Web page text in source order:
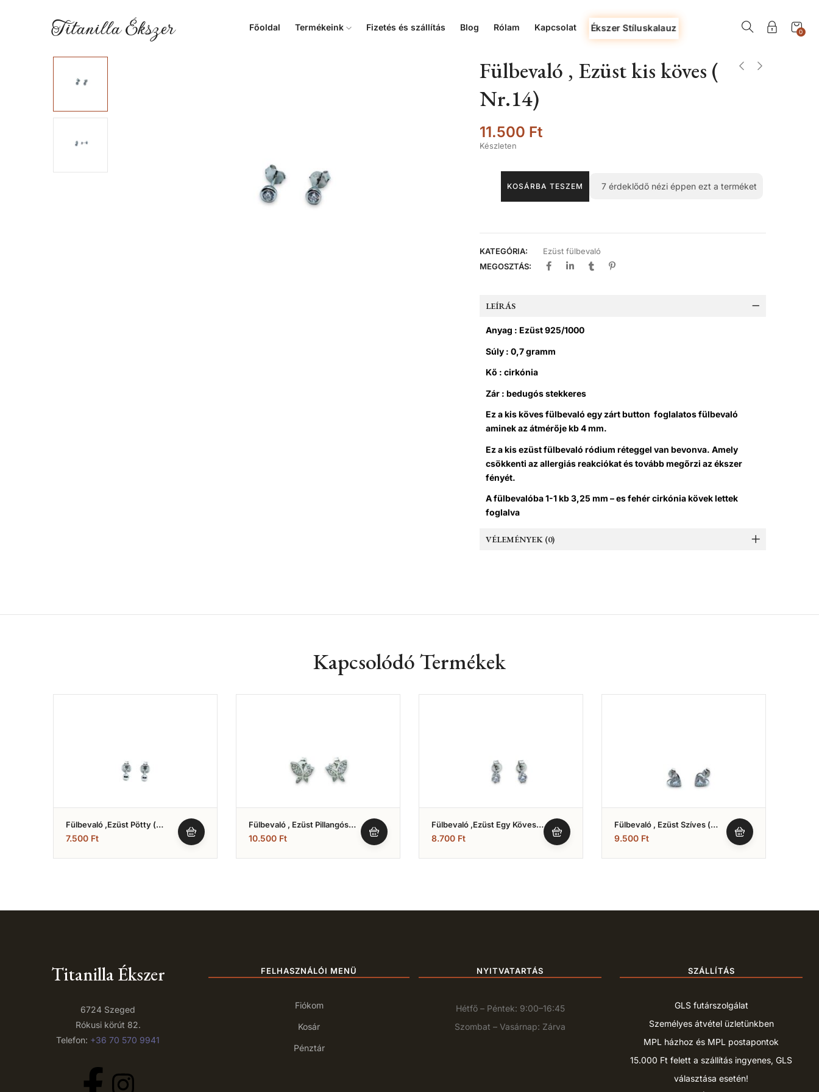
Titanilla Ékszer Főoldal Termékeink Fizetés és szállítás Blog Rólam Kapcsolat Ékszer Stíluskalauz 0
Fülbevaló , Ezüst kis köves (
Nr.14)
11.500 Ft
Készleten
KOSÁRBA TESZEM 7 érdeklődő nézi éppen ezt a terméket
KATEGÓRIA:
Ezüst fülbevaló
MEGOSZTÁS:
LEÍRÁS
Anyag : Ezüst 925/1000
Súly : 0,7 gramm
Kő : cirkónia
Zár : bedugós stekkeres
Ez a kis köves fülbevaló egy zárt button foglalatos fülbevaló
aminek az átmérője kb 4 mm.
Ez a kis ezüst fülbevaló ródium réteggel van bevonva. Amely
csökkenti az allergiás reakciókat és tovább megőrzi az ékszer
fényét.
A fülbevalóba 1-1 kb 3,25 mm – es fehér cirkónia kövek lettek
foglalva
VÉLEMÉNYEK (0)
Kapcsolódó Termékek
Fülbevaló ,Ezüst Pötty (
Nr.22)
7.500 Ft
Fülbevaló , Ezüst Pillangós
(Nr.25)
10.500 Ft
Fülbevaló ,Ezüst Egy Köves
(Nr.17)
8.700 Ft
Fülbevaló , Ezüst Szíves (
Nr.5)
9.500 Ft
Titanilla Ékszer
6724 Szeged
Rókusi körút 82.
Telefon: +36 70 570 9941
FELHASZNÁLÓI MENÜ
Fiókom
Kosár
Pénztár
NYITVATARTÁS
Hétfő – Péntek: 9:00–16:45
Szombat – Vasárnap: Zárva
SZÁLLÍTÁS
GLS futárszolgálat
Személyes átvétel üzletünkben
MPL házhoz és MPL postapontok
15.000 Ft felett a szállítás ingyenes, GLS
választása esetén!